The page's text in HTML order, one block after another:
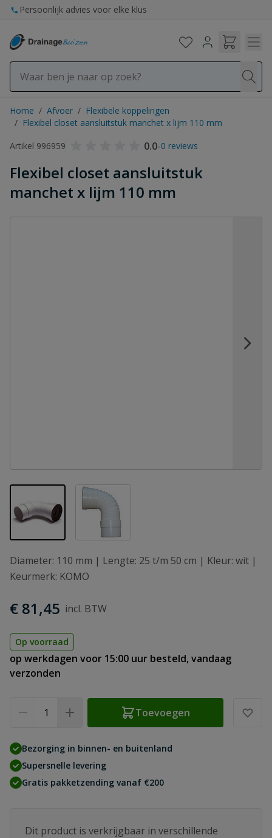
Ga naar de inhoud
Persoonlijk advies voor elke klus
Home / Afvoer / Flexibele koppelingen
/ Flexibel closet aansluitstuk manchet x lijm 110 mm
Artikel 996959
0.0-0 reviews
Flexibel closet aansluitstuk
manchet x lijm 110 mm
View larger imageView larger image
Diameter: 110 mm | Lengte: 25 t/m 50 cm | Kleur: wit |
Keurmerk: KOMO
€ 81,45
Op voorraad
op werkdagen voor 15:00 uur besteld, vandaag
verzonden
Toevoegen
Bezorging in binnen- en buitenland
Supersnelle levering
Gratis pakketzending vanaf €200
Dit product is verkrijgbaar in verschillende